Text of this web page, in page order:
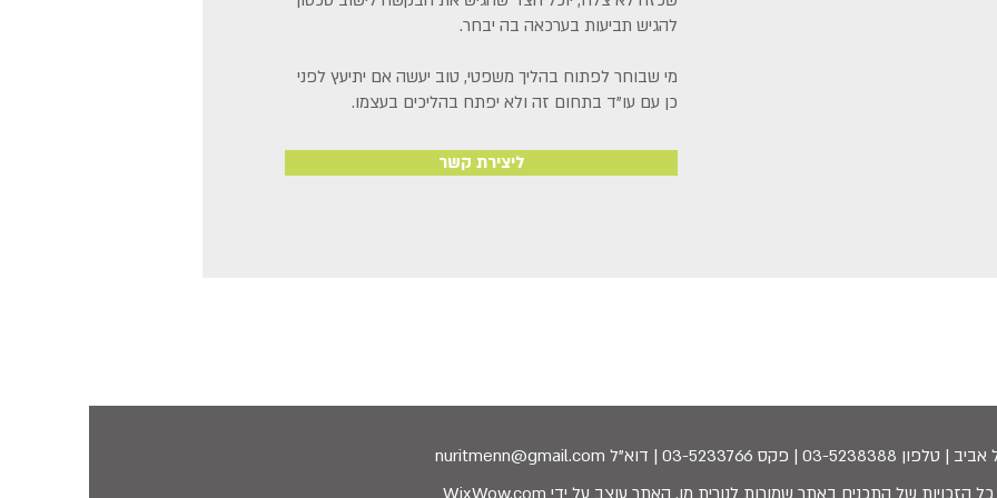
להגיש תביעות בערכאה בה יבחר.
מי שבוחר לפתוח בהליך משפטי, טוב יעשה אם יתיעץ לפני
כן עם עו"ד בתחום זה ולא יפתח בהליכים בעצמו.
ליצירת קשר
טלפון 03-5238388 | פקס 03-5233766 | דוא"ל nuritmenn@gmail.com
WixWow.com